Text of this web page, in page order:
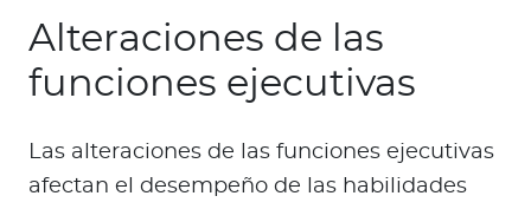
Alteraciones de las
funciones ejecutivas
Las alteraciones de las funciones ejecutivas
afectan el desempeño de las habilidades